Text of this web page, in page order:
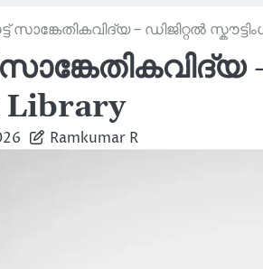
സാങ്കേതികവിദ്യ – ഡിജിറ്റൽ
സാങ്കേതികവിദ്യ
Library
Ramkumar R